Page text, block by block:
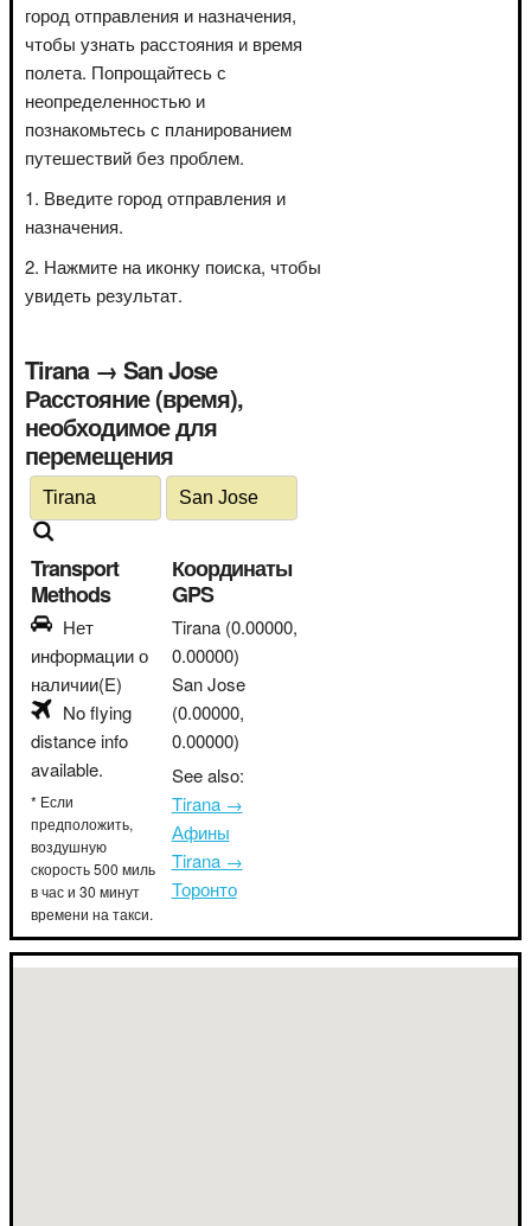
город отправления и назначения,
чтобы узнать расстояния и время
полета. Попрощайтесь с
неопределенностью и
познакомьтесь с планированием
путешествий без проблем.
Введите город отправления и
назначения.
Нажмите на иконку поиска, чтобы
увидеть результат.
Tirana → San Jose
Расстояние (время),
необходимое для
перемещения
Transport
Methods
Нет
информации о
наличии(E)
No flying
distance info
available.
* Если
предположить,
воздушную
скорость 500 миль
в час и 30 минут
времени на такси.
Координаты
GPS
Tirana (0.00000,
0.00000)
San Jose
(0.00000,
0.00000)
See also:
Tirana →
Афины
Tirana →
Торонто